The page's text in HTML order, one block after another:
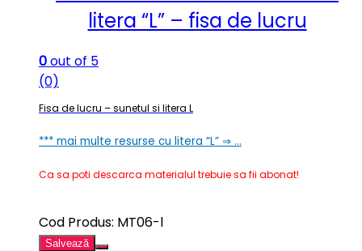
litera “L” – fisa de lucru
0out of 5
(0)
Fisa de lucru – sunetul si litera L
*** mai multe resurse cu litera “L” ⇒ …
Ca sa poti descarca materialul trebuie sa fii abonat!
Cod Produs: MT06-l
Salvează